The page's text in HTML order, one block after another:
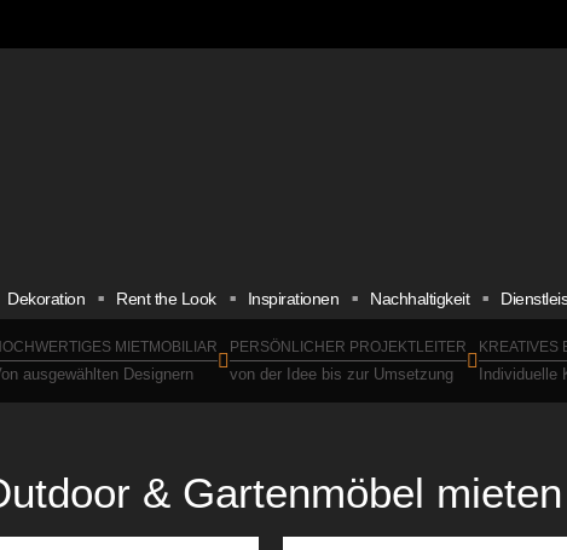
Dekoration Rent the Look Inspirationen Nachhaltigkeit
MIETMOBILIAR
ausgewählten Designern
PERSÖNLICHER PROJEKTLEITER
von der Idee bis zur Umsetzung
KREATIVES
Individuelle
& Gartenmöbel mieten